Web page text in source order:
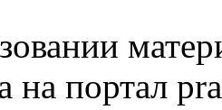
на портал